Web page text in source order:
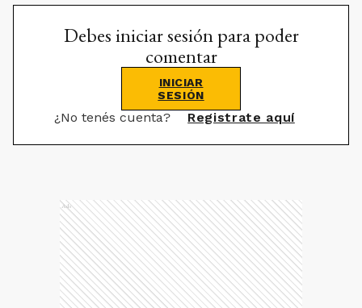
Debes iniciar sesión para poder
comentar
INICIAR
SESIÓN
¿No tenés cuenta? Registrate aquí
Ads